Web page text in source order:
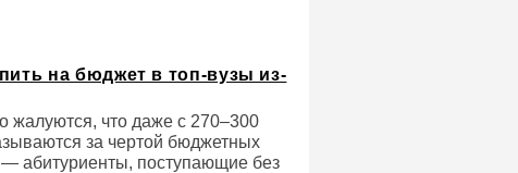
на бюджет в топ-вузы из-
жалуются, что даже с 270–300
за чертой бюджетных
абитуриенты, поступающие без